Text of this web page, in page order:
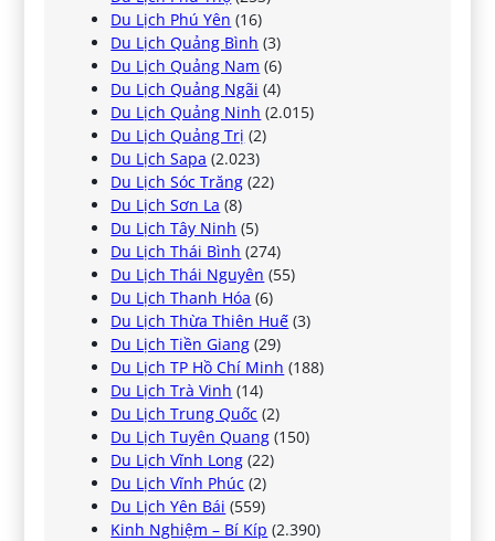
Du Lịch Phú Yên (16)
Du Lịch Quảng Bình (3)
Du Lịch Quảng Nam (6)
Du Lịch Quảng Ngãi (4)
Du Lịch Quảng Ninh (2.015)
Du Lịch Quảng Trị (2)
Du Lịch Sapa (2.023)
Du Lịch Sóc Trăng (22)
Du Lịch Sơn La (8)
Du Lịch Tây Ninh (5)
Du Lịch Thái Bình (274)
Du Lịch Thái Nguyên (55)
Du Lịch Thanh Hóa (6)
Du Lịch Thừa Thiên Huế (3)
Du Lịch Tiền Giang (29)
Du Lịch TP Hồ Chí Minh (188)
Du Lịch Trà Vinh (14)
Du Lịch Trung Quốc (2)
Du Lịch Tuyên Quang (150)
Du Lịch Vĩnh Long (22)
Du Lịch Vĩnh Phúc (2)
Du Lịch Yên Bái (559)
Kinh Nghiệm – Bí Kíp (2.390)